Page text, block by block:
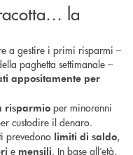
la
a gestire i primi risparmi –
paghetta settimanale –
appositamente per
risparmio per minorenni
custodire il denaro.
prevedono limiti di saldo,
e mensili. In base all’età,